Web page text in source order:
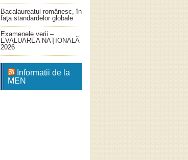
Bacalaureatul românesc, în
faţa standardelor globale
Examenele verii –
EVALUAREA NAŢIONALĂ
2026
Informatii de la
MEN